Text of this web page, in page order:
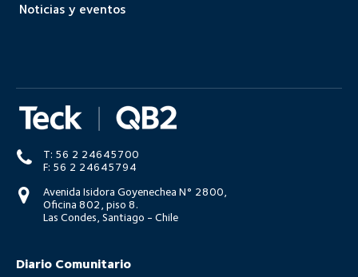
Noticias y eventos
T: 56 2 24645700
F: 56 2 24645794
Avenida Isidora Goyenechea N° 2800,
Oficina 802, piso 8.
Las Condes, Santiago - Chile
Diario Comunitario